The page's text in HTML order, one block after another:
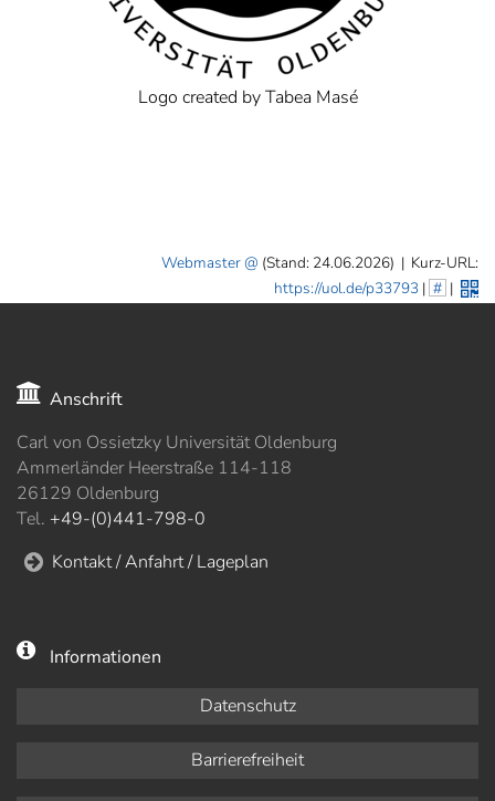
Logo created by Tabea Masé
Webmaster (Stand: 24.06.2026) | Kurz-URL:
https://uol.de/p33793 | # |
Anschrift
Carl von Ossietzky Universität Oldenburg
Ammerländer Heerstraße 114-118
26129 Oldenburg
Tel. +49-(0)441-798-0
Kontakt / Anfahrt / Lageplan
Informationen
Datenschutz
Barrierefreiheit